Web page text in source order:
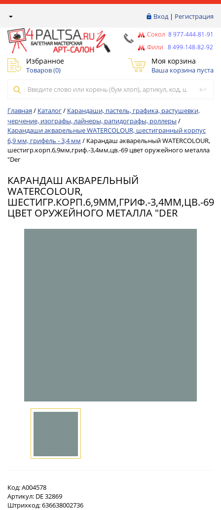
Вход| Регистрация
Сокол 8 977-444-81-91
Фили 8 499-148-82-92
Избранное
Товаров (0)
Моя корзина
Ваша корзина пуста
Главная / Каталог/ Карандаши, пастель, графика, растушевки,
черчение, изографы, лайнеры, рапидографы, роллеры /
Карандаши акварельные WATERCOLOUR, шестигранный корпус
6,9 мм, грифель - 3,4 мм / Карандаш акварельный WATERCOLOUR,
шестигр.корп.6,9мм,гриф.-3,4мм,цв.-69 цвет оружейного металла
"Der
КАРАНДАШ АКВАРЕЛЬНЫЙ
WATERCOLOUR,
ШЕСТИГР.КОРП.6,9ММ,ГРИФ.-3,4ММ,ЦВ.-69
ЦВЕТ ОРУЖЕЙНОГО МЕТАЛЛА "DER
Код:А004578
Артикул: DE 32869
Штрихкод:636638002736